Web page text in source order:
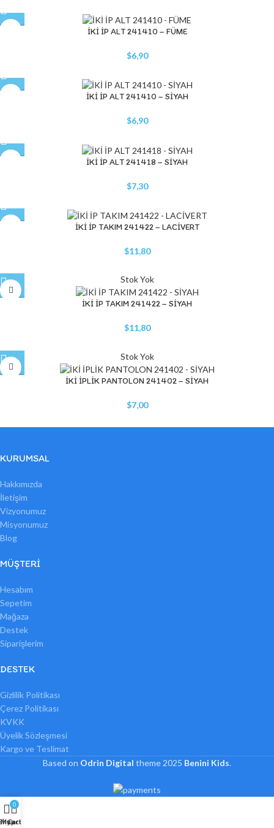
İKİ İP ALT 241410 – FÜME
$6,90
İKİ İP ALT 241410 – SİYAH
$6,90
İKİ İP ALT 241418 – SİYAH
$7,30
İKİ İP TAKIM 241422 – LACİVERT
$11,80
Stok Yok
İKİ İP TAKIM 241422 – SİYAH
$11,80
Stok Yok
İKİ İPLİK PANTOLON 241402 – SİYAH
$7,00
KURUMSAL
Hakkımızda
İletişim
Vizyonumuz
Misyonumuz
Blog
MÜŞTERI
Hesabım
Sepetim
Mağaza
Destek
Siparişlerim
DESTEK
Gizlilik Politikası
Çerez Politikası
KVKK
Üyelik Sözleşmesi
Kargo ve Teslimat
Based on Odrin Digital theme 2025 Benini Kids.
0
Cart
My account